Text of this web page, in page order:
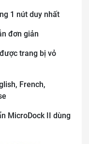
1 nút duy nhất
đơn giản
trang bị vỏ
French,
MicroDock II dùng